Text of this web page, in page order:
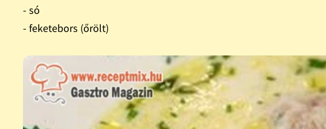
- só
- feketebors (őrölt)